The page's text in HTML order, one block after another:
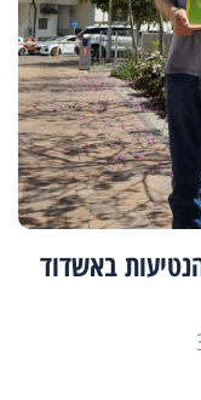
באשדוד